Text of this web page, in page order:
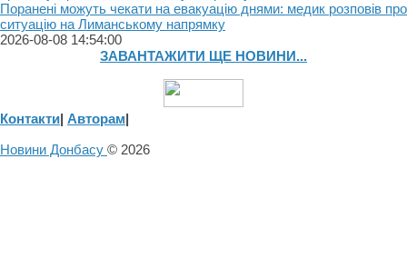
Поранені можуть чекати на евакуацію днями: медик розповів про
ситуацію на Лиманському напрямку
2026-08-08 14:54:00
ЗАВАНТАЖИТИ ЩЕ НОВИНИ...
Контакти| Авторам|
Новини Донбасу © 2026